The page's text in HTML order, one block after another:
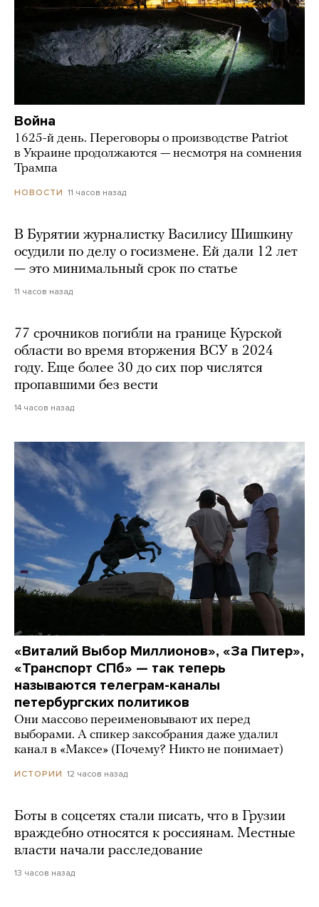
Война
1625-й день. Переговоры о производстве Patriot
в Украине продолжаются — несмотря на сомнения
Трампа
НОВОСТИ 11 часов назад
В Бурятии журналистку Василису Шишкину
осудили по делу о госизмене. Ей дали 12 лет
— это минимальный срок по статье
11 часов назад
77 срочников погибли на границе Курской
области во время вторжения ВСУ в 2024
году. Еще более 30 до сих пор числятся
пропавшими без вести
14 часов назад
«Виталий Выбор Миллионов», «За Питер»,
«Транспорт СПб» — так теперь
называются телеграм-каналы
петербургских политиков
Они массово переименовывают их перед
выборами. А спикер заксобрания даже удалил
канал в «Максе» (Почему? Никто не понимает)
ИСТОРИИ 12 часов назад
Боты в соцсетях стали писать, что в Грузии
враждебно относятся к россиянам. Местные
власти начали расследование
13 часов назад